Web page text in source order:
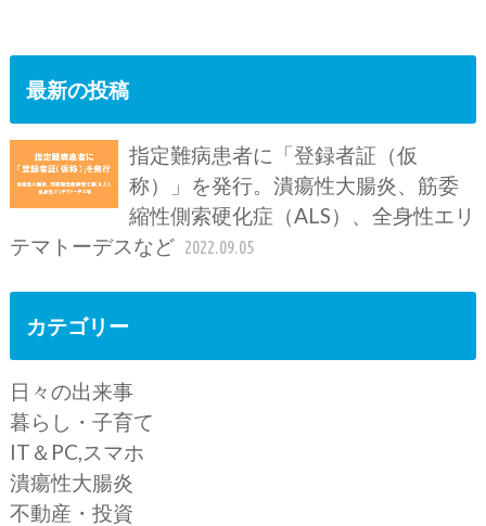
最新の投稿
指定難病患者に「登録者証（仮
称）」を発行。潰瘍性大腸炎、筋委
縮性側索硬化症（ALS）、全身性エリ
テマトーデスなど 2022.09.05
カテゴリー
日々の出来事
暮らし・子育て
IT＆PC,スマホ
潰瘍性大腸炎
不動産・投資